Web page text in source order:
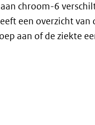
chroom-6
een overzicht
aan of de ziekte